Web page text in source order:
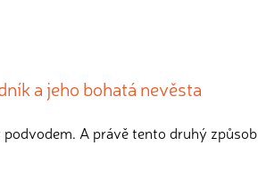
a jeho bohatá nevěsta
A právě tento druhý způsob